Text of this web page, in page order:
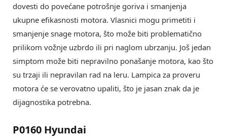
dovesti do povećane potrošnje goriva i smanjenja
ukupne efikasnosti motora. Vlasnici mogu primetiti i
smanjenje snage motora, što može biti problematično
prilikom vožnje uzbrdo ili pri naglom ubrzanju. Još jedan
simptom može biti nepravilno ponašanje motora, kao što
su trzaji ili nepravilan rad na leru. Lampica za proveru
motora će se verovatno upaliti, što je jasan znak da je
dijagnostika potrebna.
P0160 Hyundai